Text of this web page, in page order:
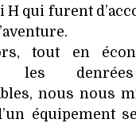
H qui furent
tout en
les
nous nous
équipement